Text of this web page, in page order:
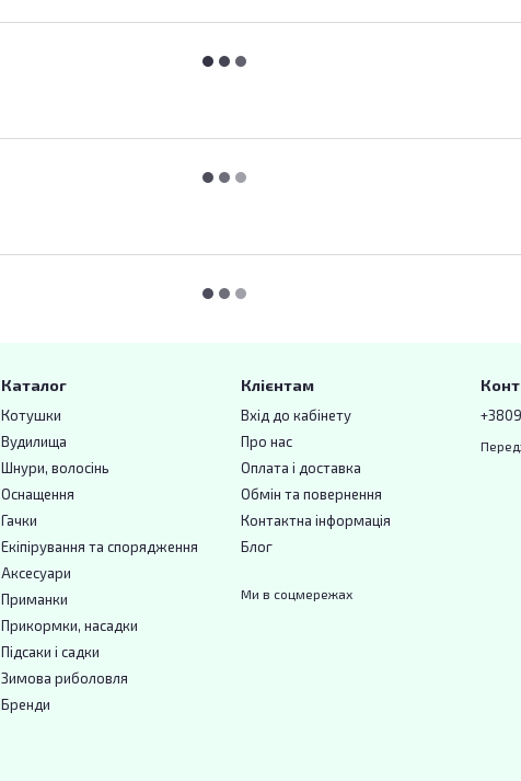
Каталог
Котушки
Вудилища
Шнури, волосінь
Оснащення
Гачки
Екіпірування та спорядження
Аксесуари
Приманки
Прикормки, насадки
Підсаки і садки
Зимова риболовля
Бренди
Клієнтам
Вхід до кабінету
Про нас
Оплата і доставка
Обмін та повернення
Контактна інформація
Блог
Ми в соцмережах